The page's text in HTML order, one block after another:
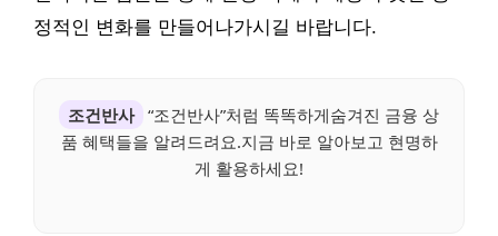
정적인 변화를 만들어나가시길 바랍니다.
조건반사 “조건반사”처럼 똑똑하게숨겨진 금융 상
품 혜택들을 알려드려요.지금 바로 알아보고 현명하
게 활용하세요!